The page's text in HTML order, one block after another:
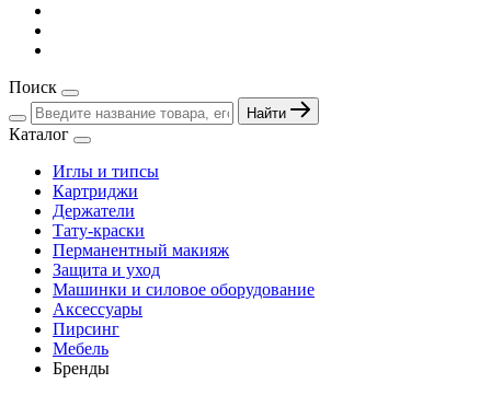
Поиск
Найти
Каталог
Иглы и типсы
Картриджи
Держатели
Тату-краски
Перманентный макияж
Защита и уход
Машинки и силовое оборудование
Аксессуары
Пирсинг
Мебель
Бренды